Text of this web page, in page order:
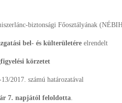
biztonsági Főosztályának
bel- és külterületéreelrendelt
körzetet
2017. számú határozatával
7. napjától feloldotta.